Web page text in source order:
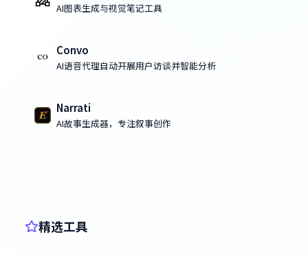
AI图表生成与视觉笔记工具
Convo
AI语音代理自动开展用户访谈并智能分析
Narrati
AI故事生成器，专注叙事创作
精选工具